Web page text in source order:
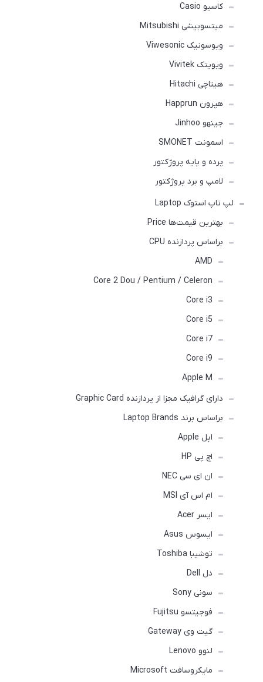
کاسیو Casio
میتسوبیشی Mitsubishi
ویوسونیک Viwesonic
ویویتک Vivitek
هیتاچی Hitachi
هپرون Happrun
جینهو Jinhoo
اسمونت SMONET
پرده و پایه پروژکتور
لامپ و برد پروژکتور
لپ تاپ استوک Laptop
بهترین قیمت‌ها Price
براساس پردازنده CPU
AMD
Core 2 Dou / Pentium / Celeron
Core i3
Core i5
Core i7
Core i9
Apple M
دارای گرافیک مجزا از پردازنده Graphic Card
براساس برند Laptop Brands
اپل Apple
اچ پی HP
ان ای سی NEC
ام اس آی MSI
ایسر Acer
ایسوس Asus
توشیبا Toshiba
دل Dell
سونی Sony
فوجیتسو Fujitsu
گیت وی Gateway
لنوو Lenovo
مایکروسافت Microsoft